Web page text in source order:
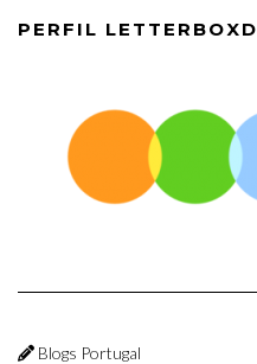
PERFIL LETTERBOXD
Blogs Portugal